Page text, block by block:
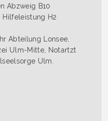
Abzweig B10
H2
Abteilung Lonsee,
Ulm-Mitte, Notartzt
Ulm.